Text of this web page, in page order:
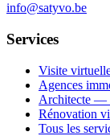
info@satyvo.be
Services
Visite
Agences
Architecte —
Rénovation
Tous les